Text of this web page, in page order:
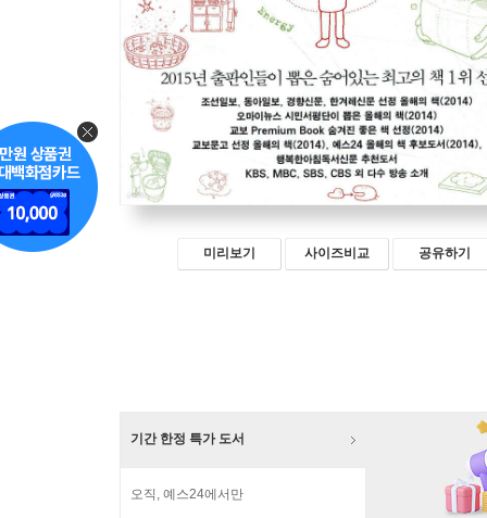
미리보기 사이즈비교 공유하기
기간 한정 특가 도서
오직, 예스24에서만